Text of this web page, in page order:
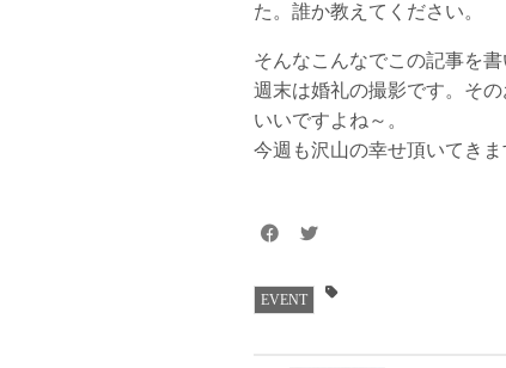
た。誰か教えてください。
そんなこんなでこの記事を
週末は婚礼の撮影です。そ
いいですよね～。
今週も沢山の幸せ頂いてきま
EVENT